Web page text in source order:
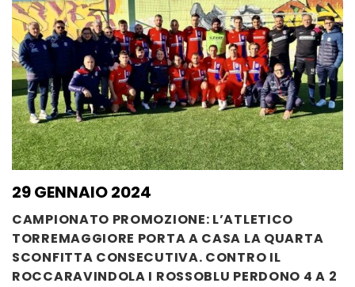
29 GENNAIO 2024
CAMPIONATO PROMOZIONE: L’ATLETICO
TORREMAGGIORE PORTA A CASA LA QUARTA
SCONFITTA CONSECUTIVA. CONTRO IL
ROCCARAVINDOLA I ROSSOBLU PERDONO 4 A 2